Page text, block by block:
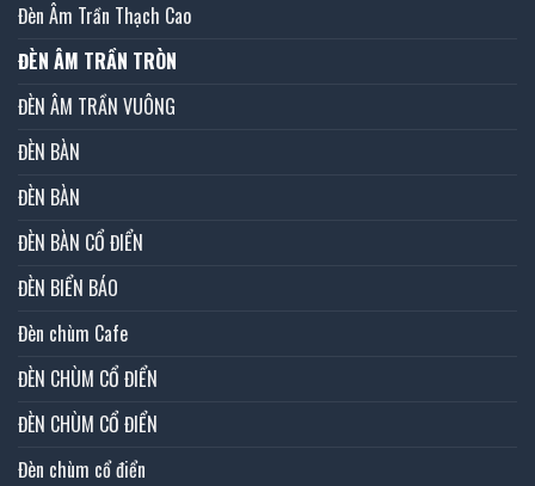
Đèn Âm Trần Thạch Cao
ĐÈN ÂM TRẦN TRÒN
ĐÈN ÂM TRẦN VUÔNG
ĐÈN BÀN
ĐÈN BÀN
ĐÈN BÀN CỔ ĐIỂN
ĐÈN BIỂN BÁO
Đèn chùm Cafe
ĐÈN CHÙM CỔ ĐIỂN
ĐÈN CHÙM CỔ ĐIỂN
Đèn chùm cổ điển